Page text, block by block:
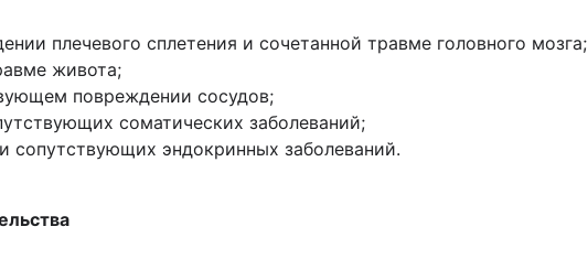
плечевого сплетения и сочетанной травме головного мозга;
живота;
повреждении сосудов;
соматических заболеваний;
сопутствующих эндокринных заболеваний.